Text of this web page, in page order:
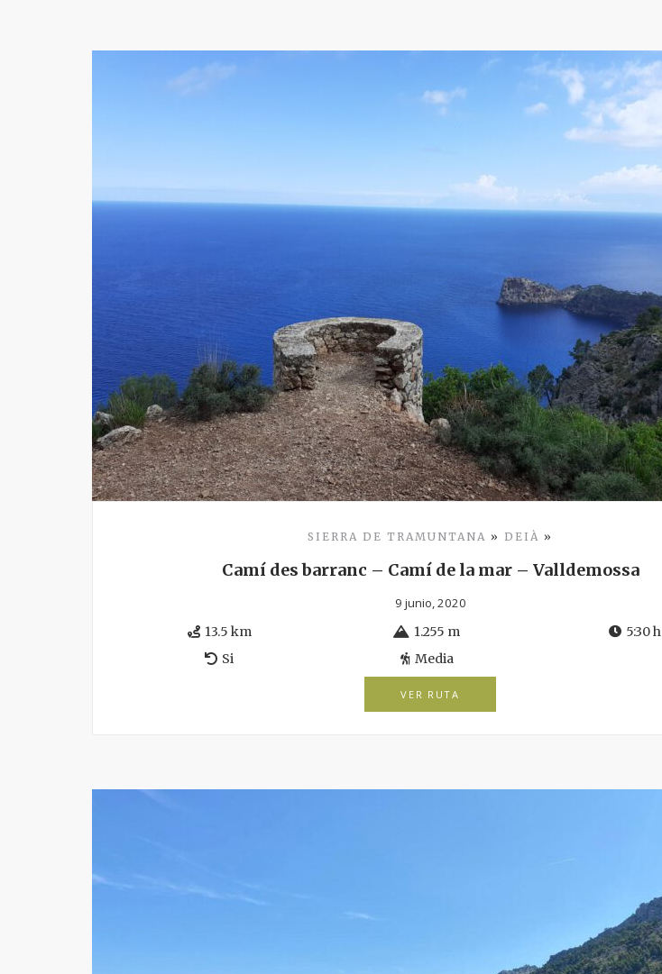
SIERRA DE TRAMUNTANA » DEIÀ »
Camí des barranc – Camí de la mar – Valldemossa
9 junio, 2020
13.5 km
1.255 m
5:30 h
Si
Media
VER RUTA